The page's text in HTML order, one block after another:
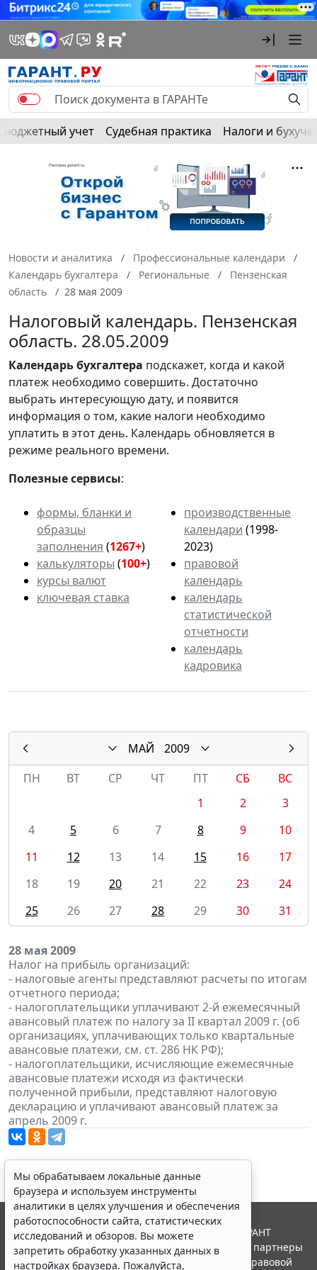
Бюджетный учет Судебная практика Налоги и
Новости и аналитика
Профессиональные календари
Календарь бухгалтера
Региональные
Пензенская
область
28 мая 2009
Налоговый календарь. Пензенская
область. 28.05.2009
Календарьбухгалтера подскажет, когда и какой
платеж необходимо совершить. Достаточно
выбрать интересующую дату, и появится
информация о том, какие налоги необходимо
уплатить в этот день. Календарь обновляется в
режиме реального времени.
Полезные сервисы:
формы, бланки и
образцы
заполнения (1267+)
калькуляторы (100+)
курсы валют
ключевая ставка
производственные
календари (1998-
2023)
правовой
календарь
календарь
статистической
отчетности
календарь
кадровика
МАЙ
2009
ПН
ВТ СР ЧТ ПТ СБ
ВС
1
2
3
4
5 6 7 8 9
10
11
12 13 14 15 16
17
18
19 20 21 22 23
24
25
26 27 28 29 30 31
28 мая 2009
Налог на прибыль организаций:
- налоговые агенты представляют расчеты по итогам
отчетного периода;
- налогоплательщики уплачивают 2-й ежемесячный
авансовый платеж по налогу за II квартал 2009 г. (об
организациях, уплачивающих только квартальные
авансовые платежи, см. ст. 286 НК РФ);
- налогоплательщики, исчисляющие ежемесячные
авансовые платежи исходя из фактически
полученной прибыли, представляют налоговую
декларацию и уплачивают авансовый платеж за
апрель 2009 г.
Мы обрабатываем локальные данные
браузера и используем инструменты
аналитики в целях улучшения и обеспечения
работоспособности сайта, статистических
исследований и обзоров. Вы можете
запретить обработку указанных данных в
настройках браузера. Пожалуйста,
© ООО "НПП "ГАРАНТ-СЕРВИС", 2026. Система ГАРАНТ
выпускается с 1990 года. Компания "Гарант" и ее партнеры
являются участниками Российской ассоциации правовой